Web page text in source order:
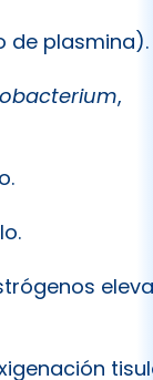
de plasmina).
,